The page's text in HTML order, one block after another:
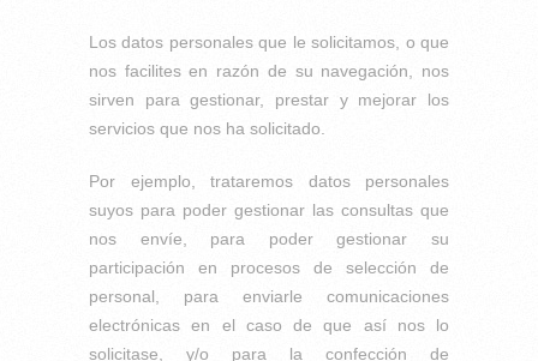
Los datos personales que le solicitamos, o que
nos facilites en razón de su navegación, nos
sirven para gestionar, prestar y mejorar los
servicios que nos ha solicitado.
Por ejemplo, trataremos datos personales
suyos para poder gestionar las consultas que
nos envíe, para poder gestionar su
participación en procesos de selección de
personal, para enviarle comunicaciones
electrónicas en el caso de que así nos lo
solicitase, y/o para la confección de